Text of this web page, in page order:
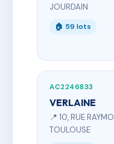
JOURDAIN
🏠 59 lots
AC2246833
VERLAINE
📍 10, RUE
TOULOUSE